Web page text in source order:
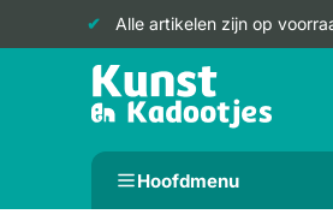
Alle artikelen zijn op
Doorgaan
Hoofdmenu